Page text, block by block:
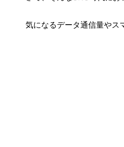
気になるデータ通信量やス